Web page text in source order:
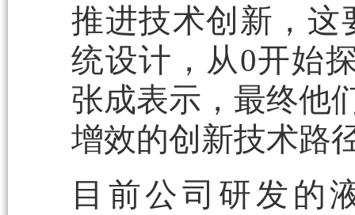
推进技术创新，这
统设计，从0开始
张成表示，最终他
增效的创新技术路
目前公司研发的